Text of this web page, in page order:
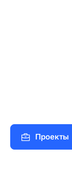
Создание
лендинги,
сайты и
Проекты